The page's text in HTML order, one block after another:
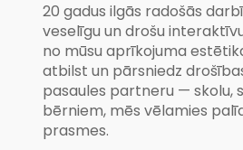
20 gadus ilgās radošās
veselīgu un drošu
no mūsu aprīkojuma
atbilst un pārsniedz
pasaules partneru — skolu,
bērniem, mēs vēlamies
prasmes.